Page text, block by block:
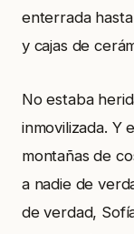
enterrada
y cajas de
No estaba
inmovilizada. Y
montañas de
a nadie de
de verdad,